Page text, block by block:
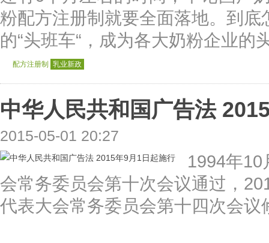
粉配方注册制就要全面落地。到
的“头班车“，成为各大奶粉企业的
配方注册制 乳业新政
中华人民共和国广告法
2015-05-01 20:27
1994年10
会常务委员会第十次会议通过，
代表大会常务委员会第十四次会议